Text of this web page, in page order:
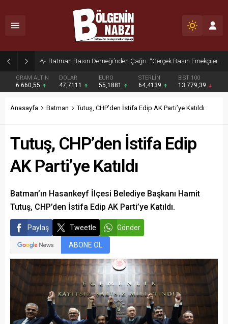
Zabıta Ekiplerinden Yol ve Kaldırım İşgaline Geçit Yok!
GRAM ALTIN
6.660,55
DOLAR
47,7111
EURO
55,1881
STERLİN
64,4139
BIST 100
13.779,39
Anasayfa Batman Tutuş, CHP’den İstifa Edip AK Parti’ye Katıldı
Tutuş, CHP’den İstifa Edip
AK Parti’ye Katıldı
Batman’ın Hasankeyf İlçesi Belediye Başkanı Hamit
Tutuş, CHP’den İstifa Edip AK Parti’ye Katıldı.
Paylaş Tweetle Gönder
ABONE OL